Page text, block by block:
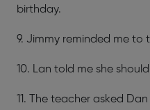
birthday.
9. Jimmy reminded me to
10. Lan told me she
11. The teacher asked